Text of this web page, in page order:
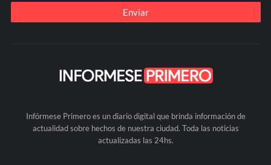
Infórmese Primero es un diario digital que brinda información de
actualidad sobre hechos de nuestra ciudad. Toda las noticias
actualizadas las 24hs.